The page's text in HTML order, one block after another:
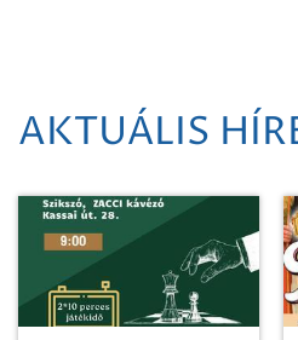
AKTUÁLIS